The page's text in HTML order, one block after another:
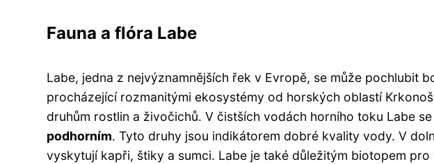
Fauna a flóra Labe
Labe, jedna z nejvýznamnějších řek v Evropě, se může pochlubit
procházející rozmanitými ekosystémy od horských oblastí
druhům rostlin a živočichů. V čistších vodách horního toku Labe
podhorním. Tyto druhy jsou indikátorem dobré kvality vody. V
vyskytují kapři, štiky a sumci. Labe je také důležitým biotopem